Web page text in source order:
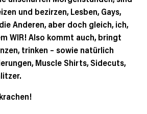
und bezirzen, Lesben, Gays,
Anderen, aber doch gleich, ich,
WIR! Also kommt auch, bringt
trinken – sowie natürlich
Muscle Shirts, Sidecuts,